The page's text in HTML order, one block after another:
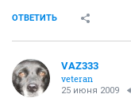
ОТВЕТИТЬ
VAZ333
veteran
25 июня 2009